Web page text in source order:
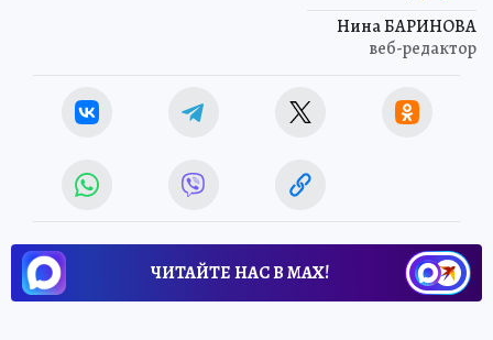
Нина БАРИНОВА
веб-редактор
ЧИТАЙТЕ НАС В МАХ!